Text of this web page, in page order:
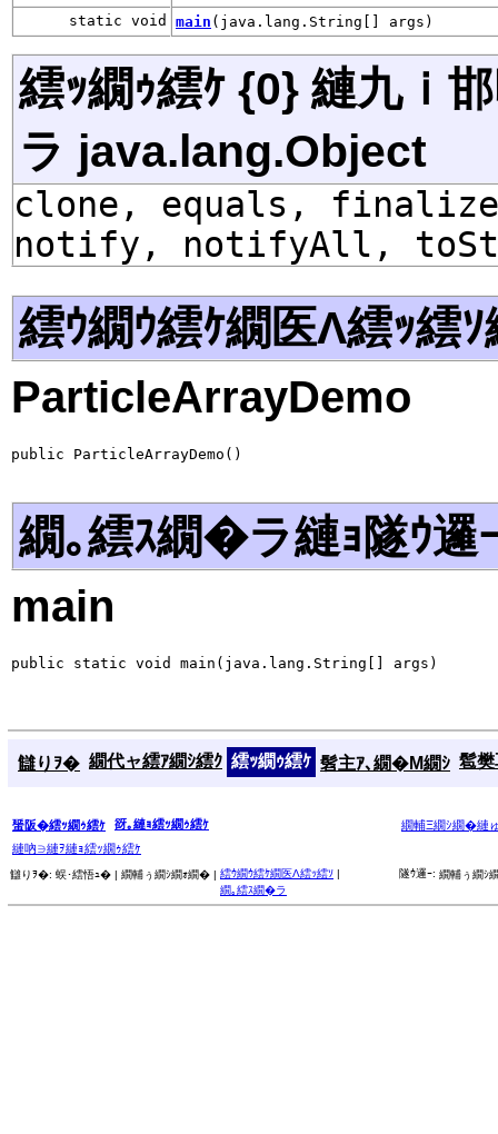
static void main (java.lang.String[] args)
繧ｯ繝ｩ繧ｹ {0} 縺九ｉ
ラ java.lang.Object
clone, equals,
notify, notifyAll,
繧ｳ繝ｳ繧ｹ繝医Λ繧ｯ繧ｿ
ParticleArrayDemo
public ParticleArrayDemo()
繝｡繧ｽ繝�ラ縺ｮ隧ｳ邏
main
public static void main(java.lang.String[] args)
讎りｦ� 繝代ャ繧ｱ繝ｼ繧ｸ 繧ｯ繝ｩ繧ｹ 髫主ｱ､繝�Μ繝ｼ 髱
蜑阪�繧ｯ繝ｩ繧ｹ 谺｡縺ｮ繧ｯ繝ｩ繧ｹ
繝輔Ξ繝ｼ繝�縺
縺吶∋縺ｦ縺ｮ繧ｯ繝ｩ繧ｹ
讎りｦ�: 蜈･繧悟ｭ� | 繝輔ぅ繝ｼ繝ｫ繝� | 繧ｳ繝ｳ繧ｹ繝医Λ繧ｯ繧ｿ |
繝｡繧ｽ繝�ラ
隧ｳ邏ｰ: 繝輔ぅ繝ｼ